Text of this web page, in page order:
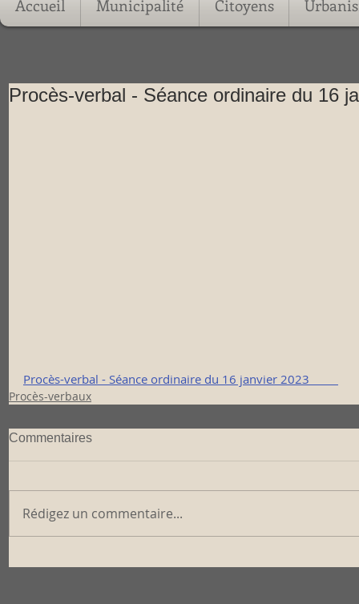
Accueil Municipalité Citoyens
Procès-verbal - Séance ordinaire du 16
Procès-verbal - Séance ordinaire du 16 janvier 2023
Procès-verbaux
Commentaires
Rédigez un commentaire...